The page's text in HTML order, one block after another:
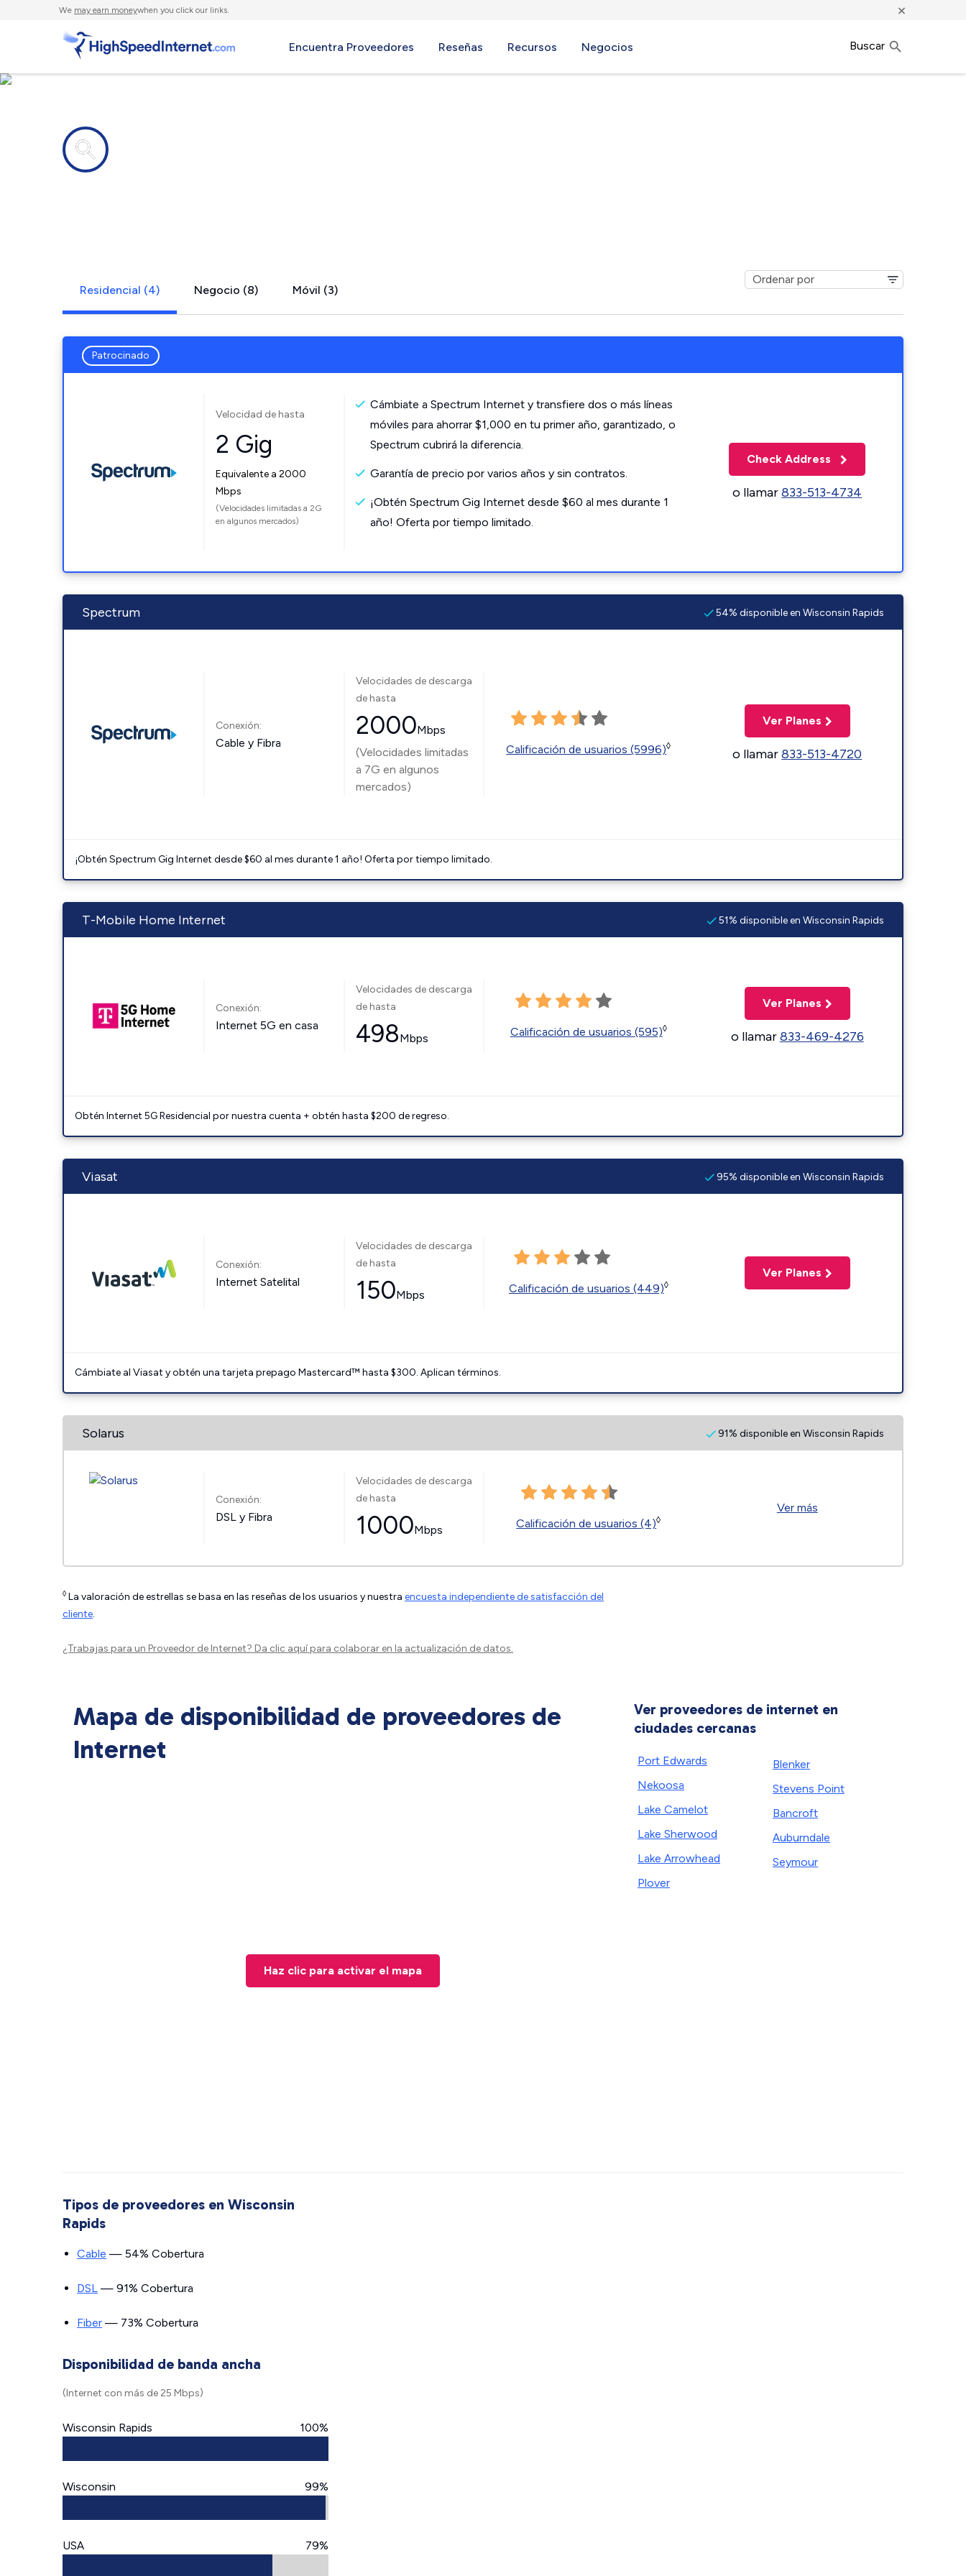
We may earn moneywhen you click our links. ×
Encuentra Proveedores Reseñas Recursos Negocios Buscar
Residencial (4) Negocio (8) Móvil (3)
Patrocinado
Velocidad de hasta
2 Gig
Equivalente a 2000
Mbps
(Velocidades limitadas a 2G
en algunos mercados)
Cámbiate a Spectrum Internet y transfiere dos o más líneas
móviles para ahorrar $1,000 en tu primer año, garantizado, o
Spectrum cubrirá la diferencia.
Garantía de precio por varios años y sin contratos.
¡Obtén Spectrum Gig Internet desde $60 al mes durante 1
año! Oferta por tiempo limitado.
Check Address
o llamar833-513-4734
Spectrum 54% disponible en Wisconsin Rapids
Conexión:
Cable y Fibra
Velocidades de descarga
de hasta
2000Mbps
(Velocidades limitadas
a 7G en algunos
mercados)
Calificación de usuarios (5996)◊
Ver Planes
o llamar833-513-4720
¡Obtén Spectrum Gig Internet desde $60 al mes durante 1 año! Oferta por tiempo limitado.
T-Mobile Home Internet 51% disponible en Wisconsin Rapids
Conexión:
Internet 5G en casa
Velocidades de descarga
de hasta
498Mbps Calificación de usuarios (595)◊
Ver Planes
o llamar833-469-4276
Obtén Internet 5G Residencial por nuestra cuenta + obtén hasta $200 de regreso.
Viasat 95% disponible en Wisconsin Rapids
Conexión:
Internet Satelital
Velocidades de descarga
de hasta
150Mbps Calificación de usuarios (449)◊
Ver Planes
Cámbiate al Viasat y obtén una tarjeta prepago Mastercard™ hasta $300. Aplican términos.
Solarus 91% disponible en Wisconsin Rapids
Conexión:
DSL y Fibra
Velocidades de descarga
de hasta
1000Mbps Calificación de usuarios (4)◊
Ver más
◊ La valoración de estrellas se basa en las reseñas de los usuarios y nuestra encuesta independiente de satisfacción del
cliente.
¿Trabajas para un Proveedor de Internet? Da clic aquípara colaborar en la actualización de datos.
Mapa de disponibilidad de proveedores de
Internet
Haz clic para activar el mapa
Ver proveedores de internet en
ciudades cercanas
Port Edwards
Nekoosa
Lake Camelot
Lake Sherwood
Lake Arrowhead
Plover
Blenker
Stevens Point
Bancroft
Auburndale
Seymour
Tipos de proveedores en Wisconsin
Rapids
Cable — 54% Cobertura
DSL — 91% Cobertura
Fiber — 73% Cobertura
Disponibilidad de banda ancha
(Internet con más de 25 Mbps)
Wisconsin Rapids 100%
Wisconsin 99%
USA 79%